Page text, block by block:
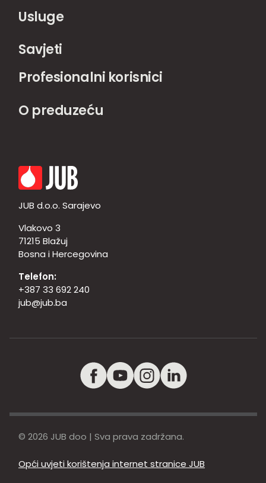
Usluge
Savjeti
Profesionalni korisnici
O preduzeću
JUB d.o.o. Sarajevo
Vlakovo 3
71215 Blažuj
Bosna i Hercegovina
Telefon:
+387 33 692 240
jub@jub.ba
© 2026 JUB doo | Sva prava zadržana.
Opći uvjeti korištenja internet stranice JUB